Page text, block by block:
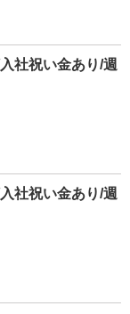
社祝い金あり/週
社祝い金あり/週